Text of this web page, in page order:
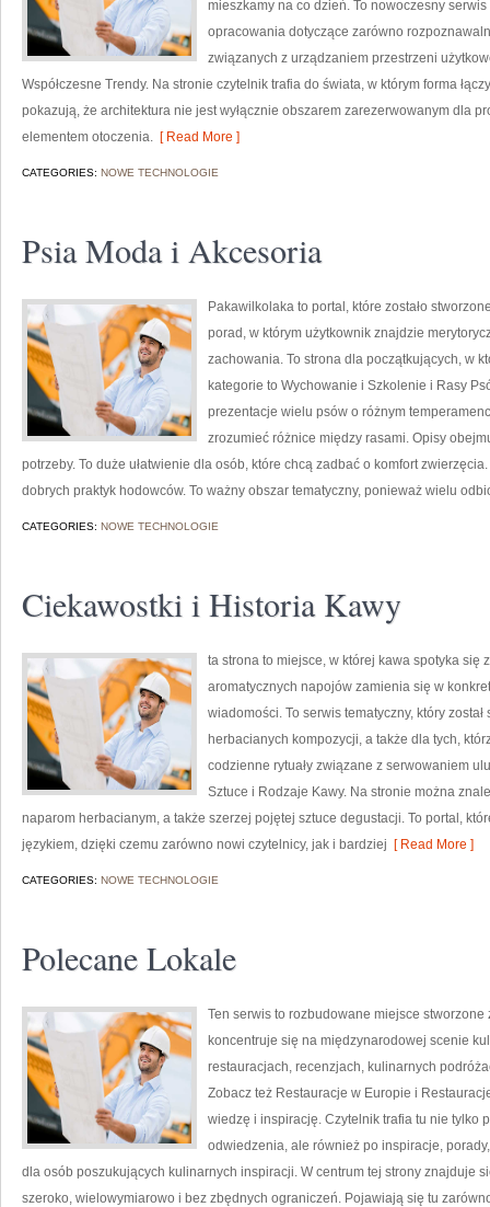
mieszkamy na co dzień. To nowoczesny
opracowania dotyczące zarówno
związanych z urządzaniem przestrzeni
Współczesne Trendy. Na stronie czytelnik trafia do świata, w którym forma
pokazują, że architektura nie jest wyłącznie obszarem zarezerwowanym dla
elementem otoczenia. [ Read More ]
CATEGORIES: NOWE TECHNOLOGIE
Psia Moda i Akcesoria
Pakawilkolaka to portal, które zostało
porad, w którym użytkownik znajdzie
zachowania. To strona dla początkujących, w
kategorie to Wychowanie i Szkolenie i Rasy
prezentacje wielu psów o różnym
zrozumieć różnice między rasami. Opisy
potrzeby. To duże ułatwienie dla osób, które chcą zadbać o komfort
dobrych praktyk hodowców. To ważny obszar tematyczny, ponieważ wielu
CATEGORIES: NOWE TECHNOLOGIE
Ciekawostki i Historia Kawy
ta strona to miejsce, w której kawa spotyka się
aromatycznych napojów zamienia się w
wiadomości. To serwis tematyczny, który
herbacianych kompozycji, a także dla tych,
codzienne rytuały związane z serwowaniem
Sztuce i Rodzaje Kawy. Na stronie można
naparom herbacianym, a także szerzej pojętej sztuce degustacji. To portal,
językiem, dzięki czemu zarówno nowi czytelnicy, jak i bardziej [ Read More ]
CATEGORIES: NOWE TECHNOLOGIE
Polecane Lokale
Ten serwis to rozbudowane miejsce
koncentruje się na międzynarodowej scenie
restauracjach, recenzjach, kulinarnych
Zobacz też Restauracje w Europie i
wiedzę i inspirację. Czytelnik trafia tu nie tylko
odwiedzenia, ale również po inspiracje,
dla osób poszukujących kulinarnych inspiracji. W centrum tej strony znajduje
szeroko, wielowymiarowo i bez zbędnych ograniczeń. Pojawiają się tu